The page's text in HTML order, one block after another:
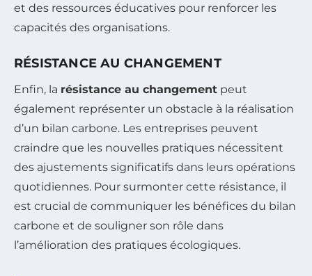
et des ressources éducatives pour renforcer les
capacités des organisations.
RÉSISTANCE AU CHANGEMENT
Enfin, la résistance au changement peut
également représenter un obstacle à la réalisation
d’un bilan carbone. Les entreprises peuvent
craindre que les nouvelles pratiques nécessitent
des ajustements significatifs dans leurs opérations
quotidiennes. Pour surmonter cette résistance, il
est crucial de communiquer les bénéfices du bilan
carbone et de souligner son rôle dans
l’amélioration des pratiques écologiques.